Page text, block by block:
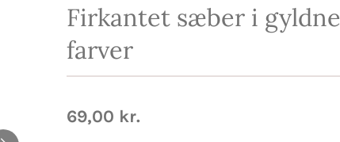
Firkantet sæber i gyldne
farver
69,00 kr.